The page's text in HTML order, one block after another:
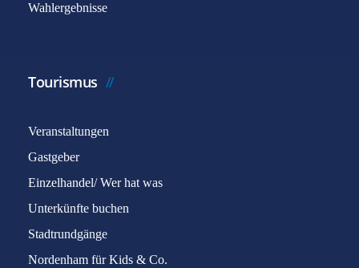
Wahlergebnisse
Tourismus
Veranstaltungen
Gastgeber
Einzelhandel/ Wer hat was
Unterkünfte buchen
Stadtrundgänge
Nordenham für Kids & Co.